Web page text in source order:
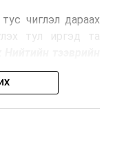
лагийн
чиглэл дараах
тул иргэд та